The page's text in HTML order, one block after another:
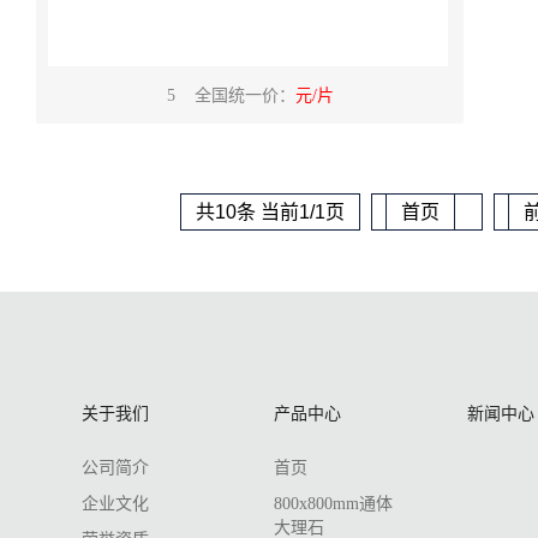
5 全国统一价： 元/片
共10条 当前1/1页 首页
关于我们
公司简介
企业文化
产品中心
首页
800x800mm通体
大理石
新闻中心